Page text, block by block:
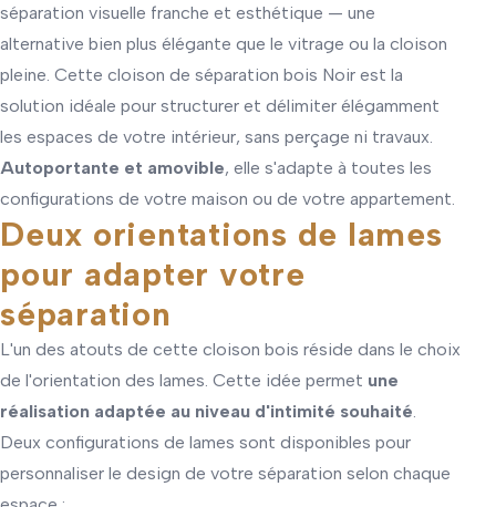
séparation visuelle franche et esthétique — une
alternative bien plus élégante que le vitrage ou la cloison
pleine. Cette cloison de séparation bois Noir est la
solution idéale pour structurer et délimiter élégamment
les espaces de votre intérieur, sans perçage ni travaux.
Autoportante et amovible, elle s'adapte à toutes les
configurations de votre maison ou de votre appartement.
Deux orientations de lames
pour adapter votre
séparation
L'un des atouts de cette cloison bois réside dans le choix
de l'orientation des lames. Cette idée permet une
réalisation adaptée au niveau d'intimité souhaité
Deux configurations de lames sont disponibles pour
personnaliser le design de votre séparation selon chaque